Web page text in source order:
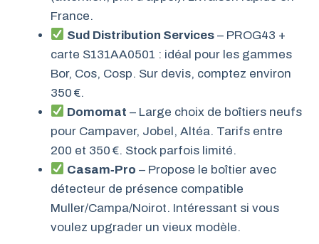
France.
Sud Distribution Services – PROG43 +
carte S131AA0501 : idéal pour les gammes
Bor, Cos, Cosp. Sur devis, comptez environ
350 €.
Domomat – Large choix de boîtiers neufs
pour Campaver, Jobel, Altéa. Tarifs entre
200 et 350 €. Stock parfois limité.
Casam‑Pro – Propose le boîtier avec
détecteur de présence compatible
Muller/Campa/Noirot. Intéressant si vous
voulez upgrader un vieux modèle.